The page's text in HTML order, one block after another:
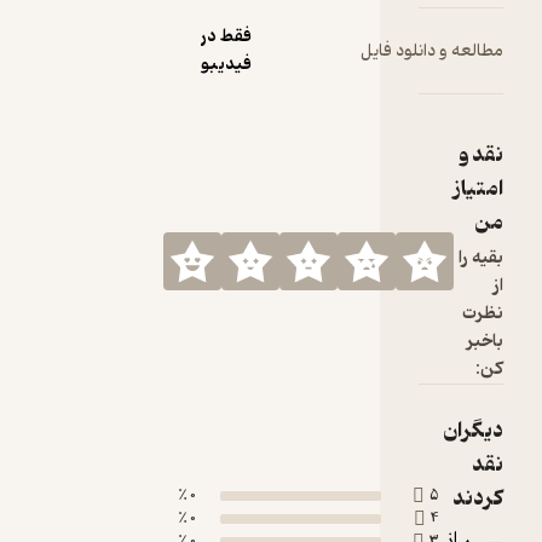
فایل
فقط در
فیدیبو
0 ٪
0 ٪